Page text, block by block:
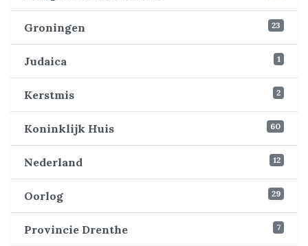
Groningen 23
Judaica 1
Kerstmis 2
Koninklijk Huis 60
Nederland 12
Oorlog 29
Provincie Drenthe 7